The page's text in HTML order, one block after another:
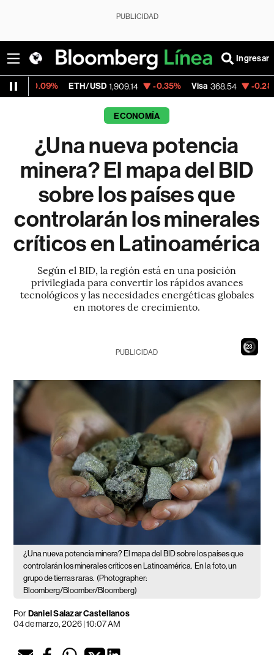
PUBLICIDAD
Ingresar
ETH/USD 1,909.14 -0.35% Visa 368.54 -0.28%
ECONOMÍA
¿Una nueva potencia
minera? El mapa del BID
sobre los países que
controlarán los minerales
críticos en Latinoamérica
Según el BID, la región está en una posición
privilegiada para convertir los rápidos avances
tecnológicos y las necesidades energéticas globales
en motores de crecimiento.
21
PUBLICIDAD
¿Una nueva potencia minera? El mapa del BID sobre los países que
controlarán los minerales críticos en Latinoamérica. En la foto, un
grupo de tierras raras. (Photographer:
Bloomberg/Bloomber/Bloomberg)
PorDaniel Salazar Castellanos
04 de marzo, 2026 | 10:07 AM